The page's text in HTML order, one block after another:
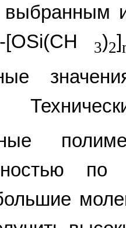
выбранным
3)2]